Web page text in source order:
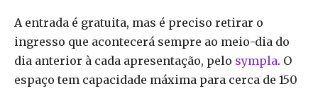
A entrada é gratuita, mas é preciso retirar o
ingresso que acontecerá sempre ao meio-dia do
dia anterior à cada apresentação, pelo sympla. O
espaço tem capacidade máxima para cerca de 150